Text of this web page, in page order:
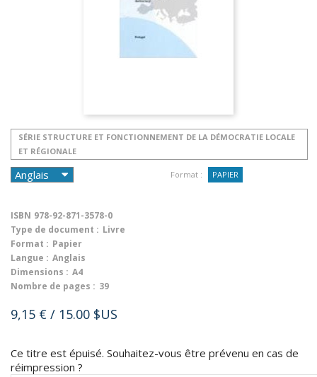
SÉRIE STRUCTURE ET FONCTIONNEMENT DE LA DÉMOCRATIE LOCALE
ET RÉGIONALE
Format : PAPIER
ISBN 978-92-871-3578-0
Type de document : Livre
Format : Papier
Langue : Anglais
Dimensions : A4
Nombre de pages : 39
9,15 € / 15.00 $US
Ce titre est épuisé. Souhaitez-vous être prévenu en cas de
réimpression ?